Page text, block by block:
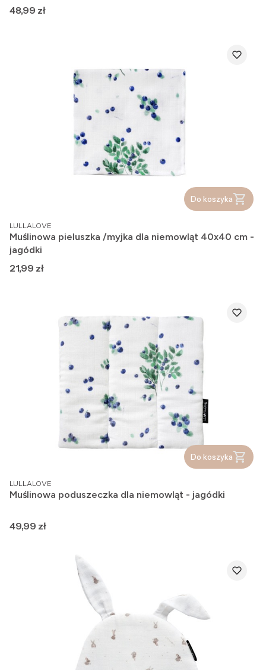
Cena
48,99 zł
Do koszyka
PRODUCENT
LULLALOVE
Muślinowa pieluszka /myjka dla niemowląt 40x40 cm -
jagódki
Cena
21,99 zł
Do koszyka
PRODUCENT
LULLALOVE
Muślinowa poduszeczka dla niemowląt - jagódki
Cena
49,99 zł